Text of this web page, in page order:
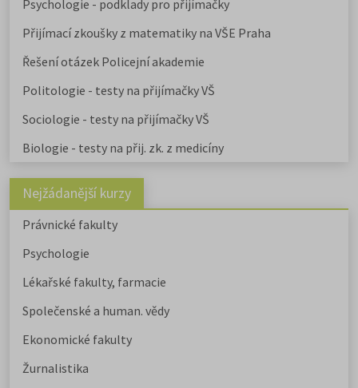
informacemi o přijímacím řízení a
Psychologie - podklady pro přijímačky
Přijímací zkoušky z matematiky na VŠE Praha
Řešení otázek Policejní akademie
Politologie - testy na přijímačky VŠ
Sociologie - testy na přijímačky VŠ
Biologie - testy na přij. zk. z medicíny
Nejžádanější kurzy
Právnické fakulty
Psychologie
Lékařské fakulty, farmacie
Společenské a human. vědy
Ekonomické fakulty
Žurnalistika